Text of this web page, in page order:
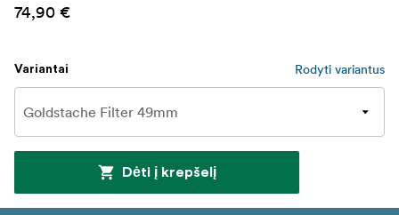
74,90 €
Variantai Rodyti variantus
Dėti į krepšelį